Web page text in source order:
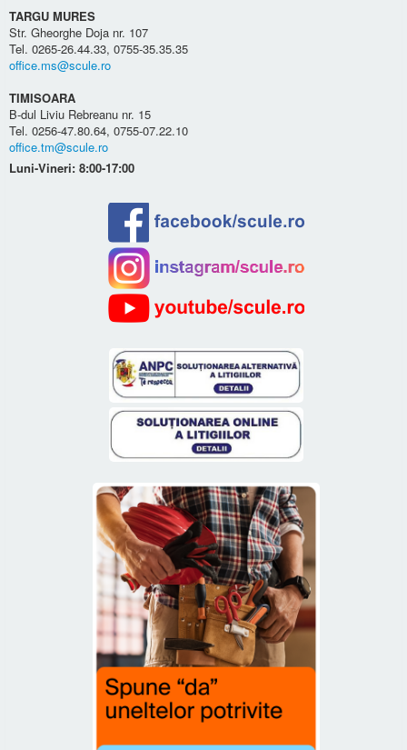
TARGU MURES
Str. Gheorghe Doja nr. 107
Tel. 0265-26.44.33, 0755-35.35.35
office.ms@scule.ro
TIMISOARA
B-dul Liviu Rebreanu nr. 15
Tel. 0256-47.80.64, 0755-07.22.10
office.tm@scule.ro
Luni-Vineri: 8:00-17:00